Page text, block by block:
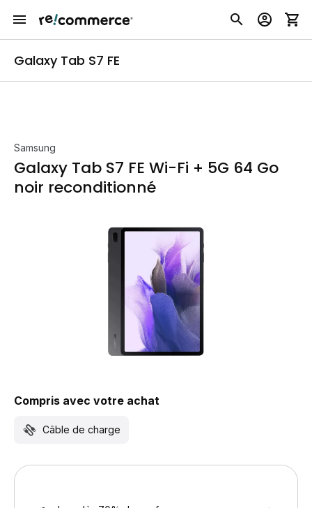
Galaxy Tab S7 FE
Samsung
Galaxy Tab S7 FE Wi-Fi + 5G 64 Go
noir reconditionné
Compris avec votre achat
Câble de charge